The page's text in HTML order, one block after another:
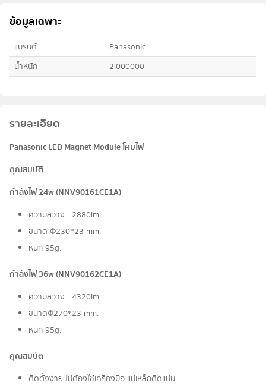
ข้อมูลเฉพาะ
แบรนด์
Panasonic
น้ำหนัก
2.000000
รายละเอียด
Panasonic LED Magnet Module โคมไฟ
คุณสมบัติ
กำลังไฟ 24w (NNV90161CE1A)
ความสว่าง : 2880lm.
ขนาด Φ230*23 mm.
หนัก 95g.
กำลังไฟ 36w (NNV90162CE1A)
ความสว่าง : 4320lm.
ขนาดΦ270*23 mm.
หนัก 95g.
คุณสมบัติ
ติดตั้งง่าย ไม่ต้องใช้เครื่องมือ แม่เหล็กติดแน่น